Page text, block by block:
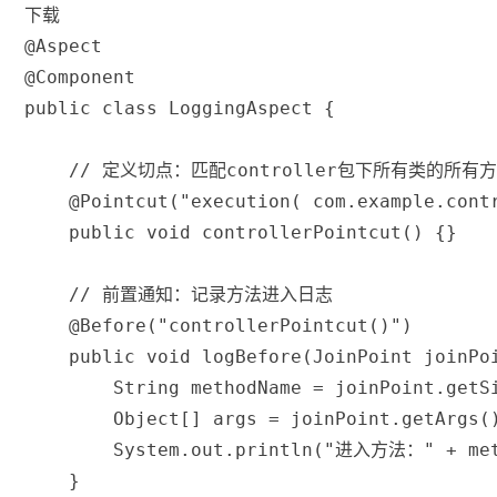
下载
@Aspect
@Component
public
class LoggingAspect {
// 定义切点：匹配controller包下所有类的所有
@Pointcut ( "execution(
public
void controllerPointcut ( ) {}
// 前置通知：记录方法进入日志
@Before ( "controllerPointcut()" )
public
void logBefore (JoinPoint
String methodName = joinPoint .
Object [ ] args = joinPoint . getArgs (
System . out . println ( "进入方法：" +
}